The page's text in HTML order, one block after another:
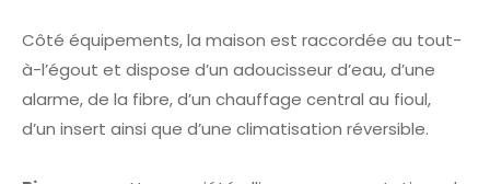
Côté équipements, la maison est raccordée au tout-
à-l’égout et dispose d’un adoucisseur d’eau, d’une
alarme, de la fibre, d’un chauffage central au fioul,
d’un insert ainsi que d’une climatisation réversible.